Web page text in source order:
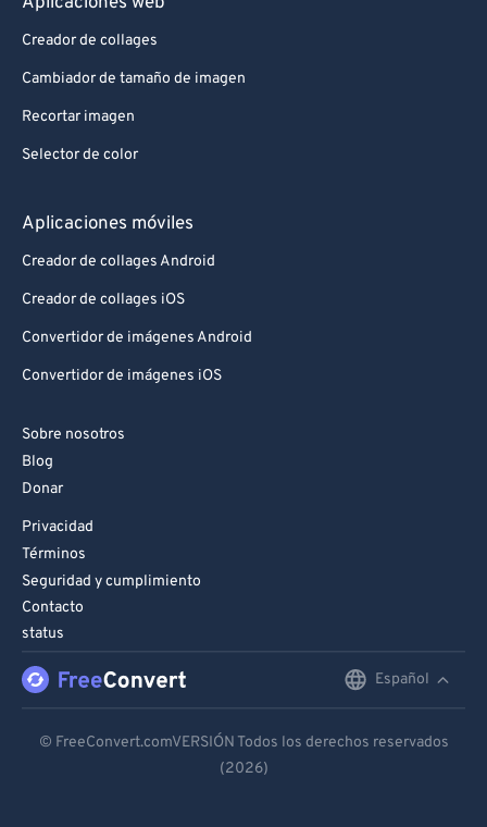
Creador de collages
Cambiador de tamaño de imagen
Recortar imagen
Selector de color
Aplicaciones móviles
Creador de collages Android
Creador de collages iOS
Convertidor de imágenes Android
Convertidor de imágenes iOS
Sobre nosotros
Blog
Donar
Privacidad
Términos
Seguridad y cumplimiento
Contacto
status
Español
Español
© FreeConvert.comVERSIÓN Todos los derechos reservados
(2026)